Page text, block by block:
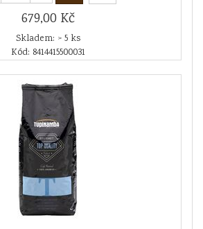
679,00 Kč
Skladem: > 5 ks
Kód: 8414415500031